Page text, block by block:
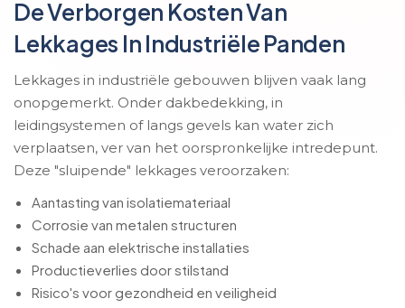
De Verborgen Kosten Van
Lekkages In Industriële Panden
Lekkages in industriële gebouwen blijven vaak lang
onopgemerkt. Onder dakbedekking, in
leidingsystemen of langs gevels kan water zich
verplaatsen, ver van het oorspronkelijke intredepunt.
Deze "sluipende" lekkages veroorzaken:
Aantasting van isolatiemateriaal
Corrosie van metalen structuren
Schade aan elektrische installaties
Productieverlies door stilstand
Risico's voor gezondheid en veiligheid